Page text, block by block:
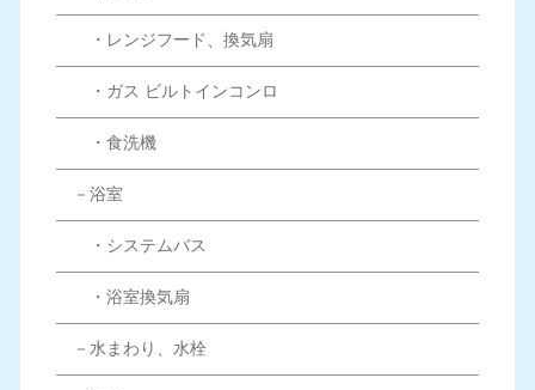
・レンジフード、換気扇
・ガス ビルトインコンロ
・食洗機
－浴室
・システムバス
・浴室換気扇
－水まわり、水栓